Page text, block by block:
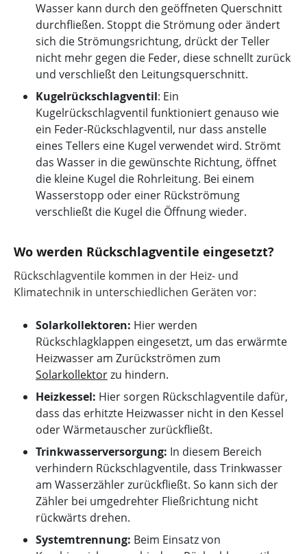
Wasser kann durch den geöffneten Querschnitt
durchfließen. Stoppt die Strömung oder ändert
sich die Strömungsrichtung, drückt der Teller
nicht mehr gegen die Feder, diese schnellt zurück
und verschließt den Leitungsquerschnitt.
Kugelrückschlagventil: Ein
Kugelrückschlagventil funktioniert genauso wie
ein Feder-Rückschlagventil, nur dass anstelle
eines Tellers eine Kugel verwendet wird. Strömt
das Wasser in die gewünschte Richtung, öffnet
die kleine Kugel die Rohrleitung. Bei einem
Wasserstopp oder einer Rückströmung
verschließt die Kugel die Öffnung wieder.
Wo werden Rückschlagventile eingesetzt?
Rückschlagventile kommen in der Heiz- und
Klimatechnik in unterschiedlichen Geräten vor:
Solarkollektoren: Hier werden
Rückschlagklappen eingesetzt, um das erwärmte
Heizwasser am Zurückströmen zum
Solarkollektorzu hindern.
Heizkessel: Hier sorgen Rückschlagventile dafür,
dass das erhitzte Heizwasser nicht in den Kessel
oder Wärmetauscher zurückfließt.
Trinkwasserversorgung: In diesem Bereich
verhindern Rückschlagventile, dass Trinkwasser
am Wasserzähler zurückfließt. So kann sich der
Zähler bei umgedrehter Fließrichtung nicht
rückwärts drehen.
Systemtrennung: Beim Einsatz von